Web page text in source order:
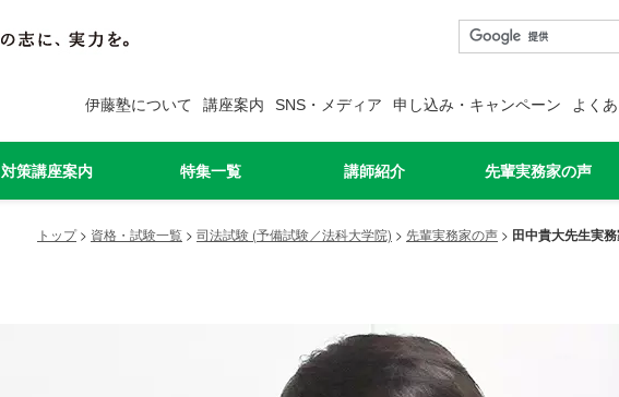
伊藤塾について 講座案内 SNS・メディア 申し込み・キャンペーン よく
対策講座案内 特集一覧 講師紹介 先輩実務家の声
トップ> 資格・試験一覧 > 司法試験 (予備試験／法科大学院) > 先輩実務家の声 > 田中貴大先生実